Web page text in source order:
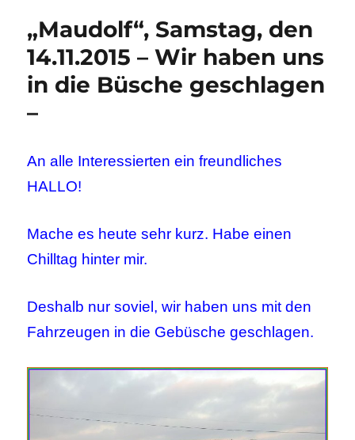
„Maudolf“, Samstag, den
14.11.2015 – Wir haben uns
in die Büsche geschlagen
–
An alle Interessierten ein freundliches
HALLO!
Mache es heute sehr kurz. Habe einen
Chilltag hinter mir.
Deshalb nur soviel, wir haben uns mit den
Fahrzeugen in die Gebüsche geschlagen.